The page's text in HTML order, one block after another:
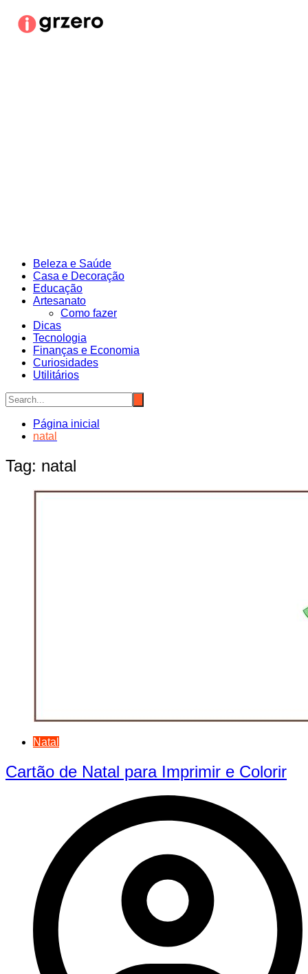
para
Beleza e Saúde
Casa e Decoração
Educação
Artesanato
Como fazer
Dicas
Tecnologia
Finanças e Economia
Curiosidades
Utilitários
Página inicial
natal
Tag: natal
Natal
Cartão de Natal para Imprimir e Colorir